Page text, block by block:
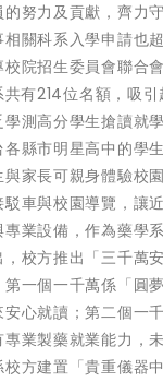
努力及貢獻，齊力
關科系入學申請也超
院招生委員會聯合
有214位名額，吸
測高分學生搶讀就
縣市明星高中的學
家長可親身體驗校
駁車與校園導覽，讓
業設備，作為藥學
校方推出「三千萬
一個一千萬係「圓
心就讀；第二個一
業製藥就業能力，
方建置「貴重儀器